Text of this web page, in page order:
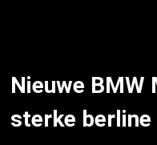
Nieuwe BMW
sterke berline